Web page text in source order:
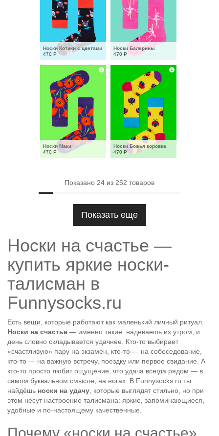
Носки Котики с цветами
470 Р
Носки Балерины
470 Р
Носки Маки
470 Р
Носки Божья коровка
470 Р
Показано 24 из 252 товаров
Показать еще
Носки на счастье —
купить яркие носки-
талисман в
Funnysocks.ru
Есть вещи, которые работают как маленький личный ритуал.
Носки на счастье — именно такие: надеваешь их утром, и
день словно складывается удачнее. Кто-то выбирает
«счастливую» пару на экзамен, кто-то — на собеседование,
кто-то — на важную встречу, поездку или первое свидание. А
кто-то просто любит ощущение, что удача всегда рядом — в
самом буквальном смысле, на ногах. В Funnysocks.ru ты
найдёшь носки на удачу , которые выглядят стильно, но при
этом несут настроение талисмана: яркие, запоминающиеся,
удобные и по-настоящему качественные.